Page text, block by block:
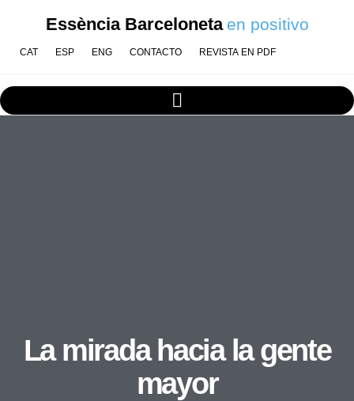
Essència Barceloneta en positivo
CAT ESP ENG CONTACTO REVISTA EN PDF
La mirada hacia la gente
mayor